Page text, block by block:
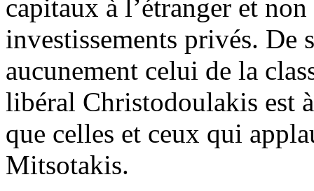
capitaux à l’étranger et
investissements privés. De
aucunement celui de la
libéral Christodoulakis est
que celles et ceux qui
Mitsotakis.